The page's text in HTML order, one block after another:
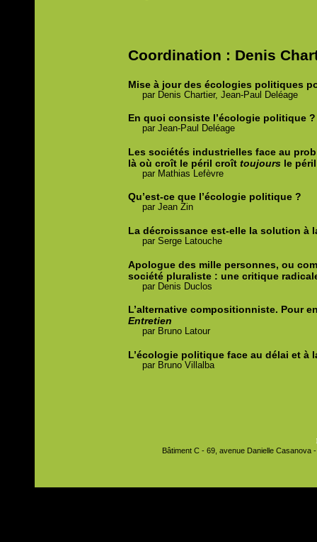
Coordination : Denis
Mise à jour des écologies politiques
par Denis Chartier,Jean-Paul Deléage
En quoi consiste l’écologie politique ?
parJean-Paul Deléage
Les sociétés industrielles face au
là où croît le péril croîttoujours le péril
par Mathias Lefèvre
Qu’est-ce que l’écologie politique ?
parJean Zin
La décroissance est-elle la solution à
parSerge Latouche
Apologue des mille personnes, ou
société pluraliste : une critique
par Denis Duclos
L’alternative compositionniste. Pour
Entretien
par Bruno Latour
L’écologie politique face au délai et à
par Bruno Villalba
Bâtiment C - 69, avenue Danielle